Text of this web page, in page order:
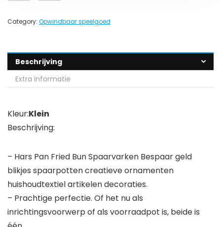
Category: Opwindbaar speelgoed
Beschrijving
Extra informatie
Kleur:Klein
Beschrijving:
– Hars Pan Fried Bun Spaarvarken Bespaar geld
blikjes spaarpotten creatieve ornamenten
huishoudtextiel artikelen decoraties.
– Prachtige perfectie. Of het nu als
inrichtingsvoorwerp of als voorraadpot is, beide is